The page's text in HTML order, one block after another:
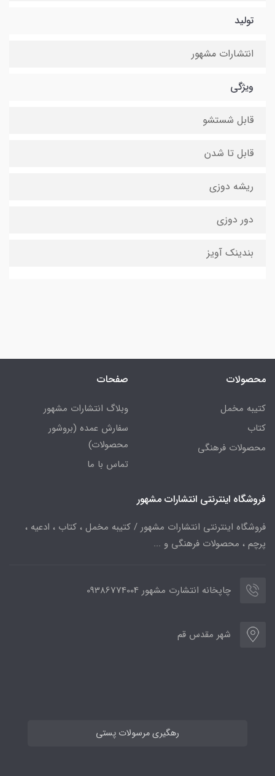
تولید
انتشارات مشهور
ویژگی
قابل شستشو
قابل تا شدن
ریشه دوزی
دور دوزی
بندینک آویز
محصولات
کتیبه مخمل
کتاب
محصولات فرهنگی
صفحات
وبلاگ انتشارات مشهور
سفارش عمده (بروشور
محصولات)
تماس با ما
فروشگاه اینترنتی انتشارات مشهور
فروشگاه اینترنتی انتشارات مشهور / کتیبه مخمل ، کتاب ، ادعیه ،
پرچم ، محصولات فرهنگی و ...
چاپخانه انتشارت مشهور 09386774004
شهر مقدس قم
رهگیری مرسولات پستی